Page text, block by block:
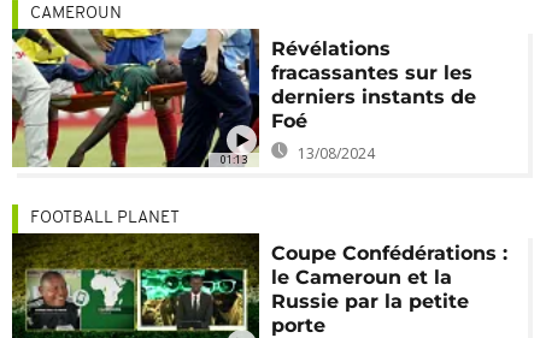
01:13
CAMEROUN
Révélations
fracassantes sur les
derniers instants de
Foé
13/08/2024
FOOTBALL PLANET
Coupe Confédérations :
le Cameroun et la
Russie par la petite
porte